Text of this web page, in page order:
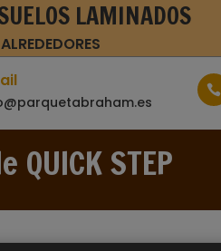
LAMINADOS

STEP